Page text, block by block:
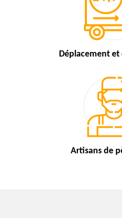
Déplacement et
Artisans de